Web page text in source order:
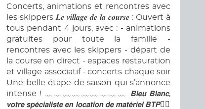
Concerts, animations et rencontres avec
les skippers 𝑳𝒆 𝒗𝒊𝒍𝒍𝒂𝒈𝒆 𝒅𝒆 𝒍𝒂 𝒄𝒐𝒖𝒓𝒔𝒆 : Ouvert à
tous pendant 4 jours, avec : - animations
gratuites pour toute la famille -
rencontres avec les skippers - départ de
la course en direct - espaces restauration
et village associatif - concerts chaque soir
Une belle étape de saison qui s’annonce
intense ! ﹏﹏﹏﹏﹏﹏﹏﹏﹏ 𝘽𝙡𝙚𝙪 𝘽𝙡𝙖𝙣𝙘,
𝙫𝙤𝙩𝙧𝙚 𝙨𝙥𝙚́𝙘𝙞𝙖𝙡𝙞𝙨𝙩𝙚 𝙚𝙣 𝙡𝙤𝙘𝙖𝙩𝙞𝙤𝙣 𝙙𝙚 𝙢𝙖𝙩𝙚́𝙧𝙞𝙚𝙡 𝘽𝙏𝙋👷‍♂️